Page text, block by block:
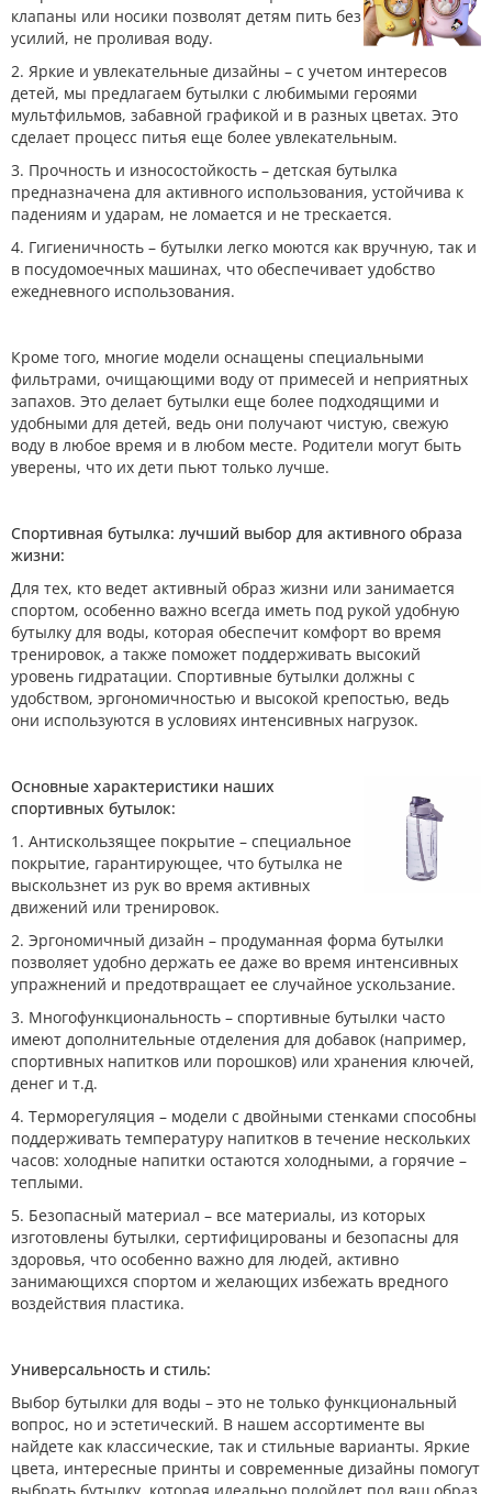
клапаны или носики позволят детям пить без
усилий, не проливая воду.
2. Яркие и увлекательные дизайны – с учетом интересов
детей, мы предлагаем бутылки с любимыми героями
мультфильмов, забавной графикой и в разных цветах. Это
сделает процесс питья еще более увлекательным.
3. Прочность и износостойкость – детская бутылка
предназначена для активного использования, устойчива к
падениям и ударам, не ломается и не трескается.
4. Гигиеничность – бутылки легко моются как вручную, так и
в посудомоечных машинах, что обеспечивает удобство
ежедневного использования.
Кроме того, многие модели оснащены специальными
фильтрами, очищающими воду от примесей и неприятных
запахов. Это делает бутылки еще более подходящими и
удобными для детей, ведь они получают чистую, свежую
воду в любое время и в любом месте. Родители могут быть
уверены, что их дети пьют только лучше.
Спортивная бутылка: лучший выбор для активного образа
жизни:
Для тех, кто ведет активный образ жизни или занимается
спортом, особенно важно всегда иметь под рукой удобную
бутылку для воды, которая обеспечит комфорт во время
тренировок, а также поможет поддерживать высокий
уровень гидратации. Спортивные бутылки должны с
удобством, эргономичностью и высокой крепостью, ведь
они используются в условиях интенсивных нагрузок.
Основные характеристики наших
спортивных бутылок:
1. Антискользящее покрытие – специальное
покрытие, гарантирующее, что бутылка не
выскользнет из рук во время активных
движений или тренировок.
2. Эргономичный дизайн – продуманная форма бутылки
позволяет удобно держать ее даже во время интенсивных
упражнений и предотвращает ее случайное ускользание.
3. Многофункциональность – спортивные бутылки часто
имеют дополнительные отделения для добавок (например,
спортивных напитков или порошков) или хранения ключей,
денег и т.д.
4. Терморегуляция – модели с двойными стенками способны
поддерживать температуру напитков в течение нескольких
часов: холодные напитки остаются холодными, а горячие –
теплыми.
5. Безопасный материал – все материалы, из которых
изготовлены бутылки, сертифицированы и безопасны для
здоровья, что особенно важно для людей, активно
занимающихся спортом и желающих избежать вредного
воздействия пластика.
Универсальность и стиль:
Выбор бутылки для воды – это не только функциональный
вопрос, но и эстетический. В нашем ассортименте вы
найдете как классические, так и стильные варианты. Яркие
цвета, интересные принты и современные дизайны помогут